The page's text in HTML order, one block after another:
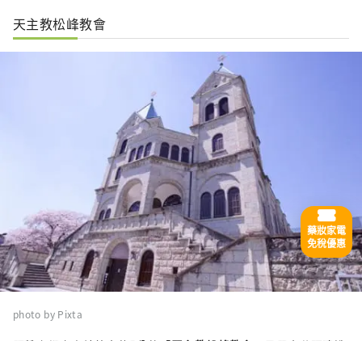
天主教松峰教會
photo by Pixta
藥妝家電
免稅優惠